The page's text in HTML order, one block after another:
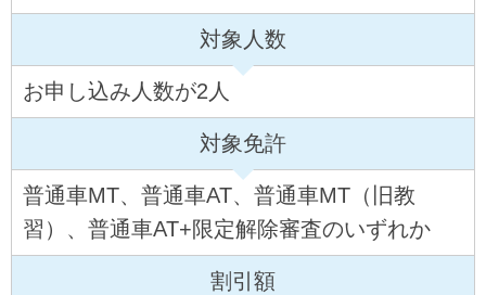
対象人数
お申し込み人数が2人
対象免許
普通車MT、普通車AT、普通車MT（旧教
習）、普通車AT+限定解除審査のいずれか
割引額